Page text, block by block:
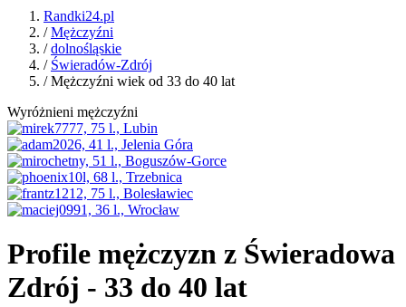
Randki24.pl
/Mężczyźni
/dolnośląskie
/ Świeradów-Zdrój
/ Mężczyźni wiek od 33 do 40 lat
Wyróżnieni mężczyźni
Profile mężczyzn z Świeradowa
Zdrój - 33 do 40 lat